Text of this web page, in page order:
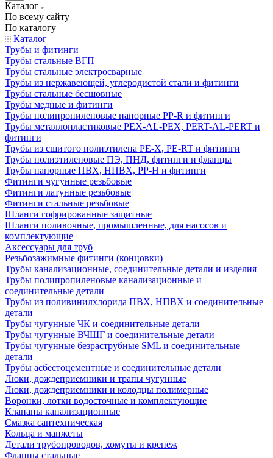
Каталог
По всему сайту
По каталогу
Каталог
Трубы и фитинги
Трубы стальные ВГП
Трубы стальные электросварные
Трубы из нержавеющей, углеродистой стали и фитинги
Трубы стальные бесшовные
Трубы медные и фитинги
Трубы полипропиленовые напорные PP-R и фитинги
Трубы металлопластиковые PEX-AL-PEX, PERT-AL-PERT и
фитинги
Трубы из сшитого полиэтилена PE-X, PE-RT и фитинги
Трубы полиэтиленовые ПЭ, ПНД, фитинги и фланцы
Трубы напорные ПВХ, НПВХ, PP-H и фитинги
Фитинги чугунные резьбовые
Фитинги латунные резьбовые
Фитинги стальные резьбовые
Шланги гофрированные защитные
Шланги поливочные, промышленные, для насосов и
комплектующие
Аксессуары для труб
Резьбозажимные фитинги (концовки)
Трубы канализационные, соединительные детали и изделия
Трубы полипропиленовые канализационные и
соединительные детали
Трубы из поливинилхлорида ПВХ, НПВХ и соединительные
детали
Трубы чугунные ЧК и соединительные детали
Трубы чугунные ВЧШГ и соединительные детали
Трубы чугунные безраструбные SML и соединительные
детали
Трубы асбестоцементные и соединительные детали
Люки, дождеприемники и трапы чугунные
Люки, дождеприемники и колодцы полимерные
Воронки, лотки водосточные и комплектующие
Клапаны канализационные
Смазка сантехническая
Кольца и манжеты
Детали трубопроводов, хомуты и крепеж
Фланцы стальные